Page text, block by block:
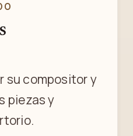
su compositor y
piezas y